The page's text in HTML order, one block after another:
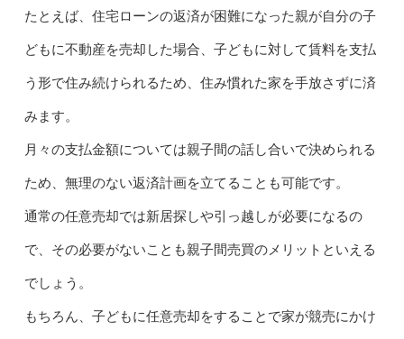
たとえば、住宅ローンの返済が困難になった親が自分の子
どもに不動産を売却した場合、子どもに対して賃料を支払
う形で住み続けられるため、住み慣れた家を手放さずに済
みます。
月々の支払金額については親子間の話し合いで決められる
ため、無理のない返済計画を立てることも可能です。
通常の任意売却では新居探しや引っ越しが必要になるの
で、その必要がないことも親子間売買のメリットといえる
でしょう。
もちろん、子どもに任意売却をすることで家が競売にかけ